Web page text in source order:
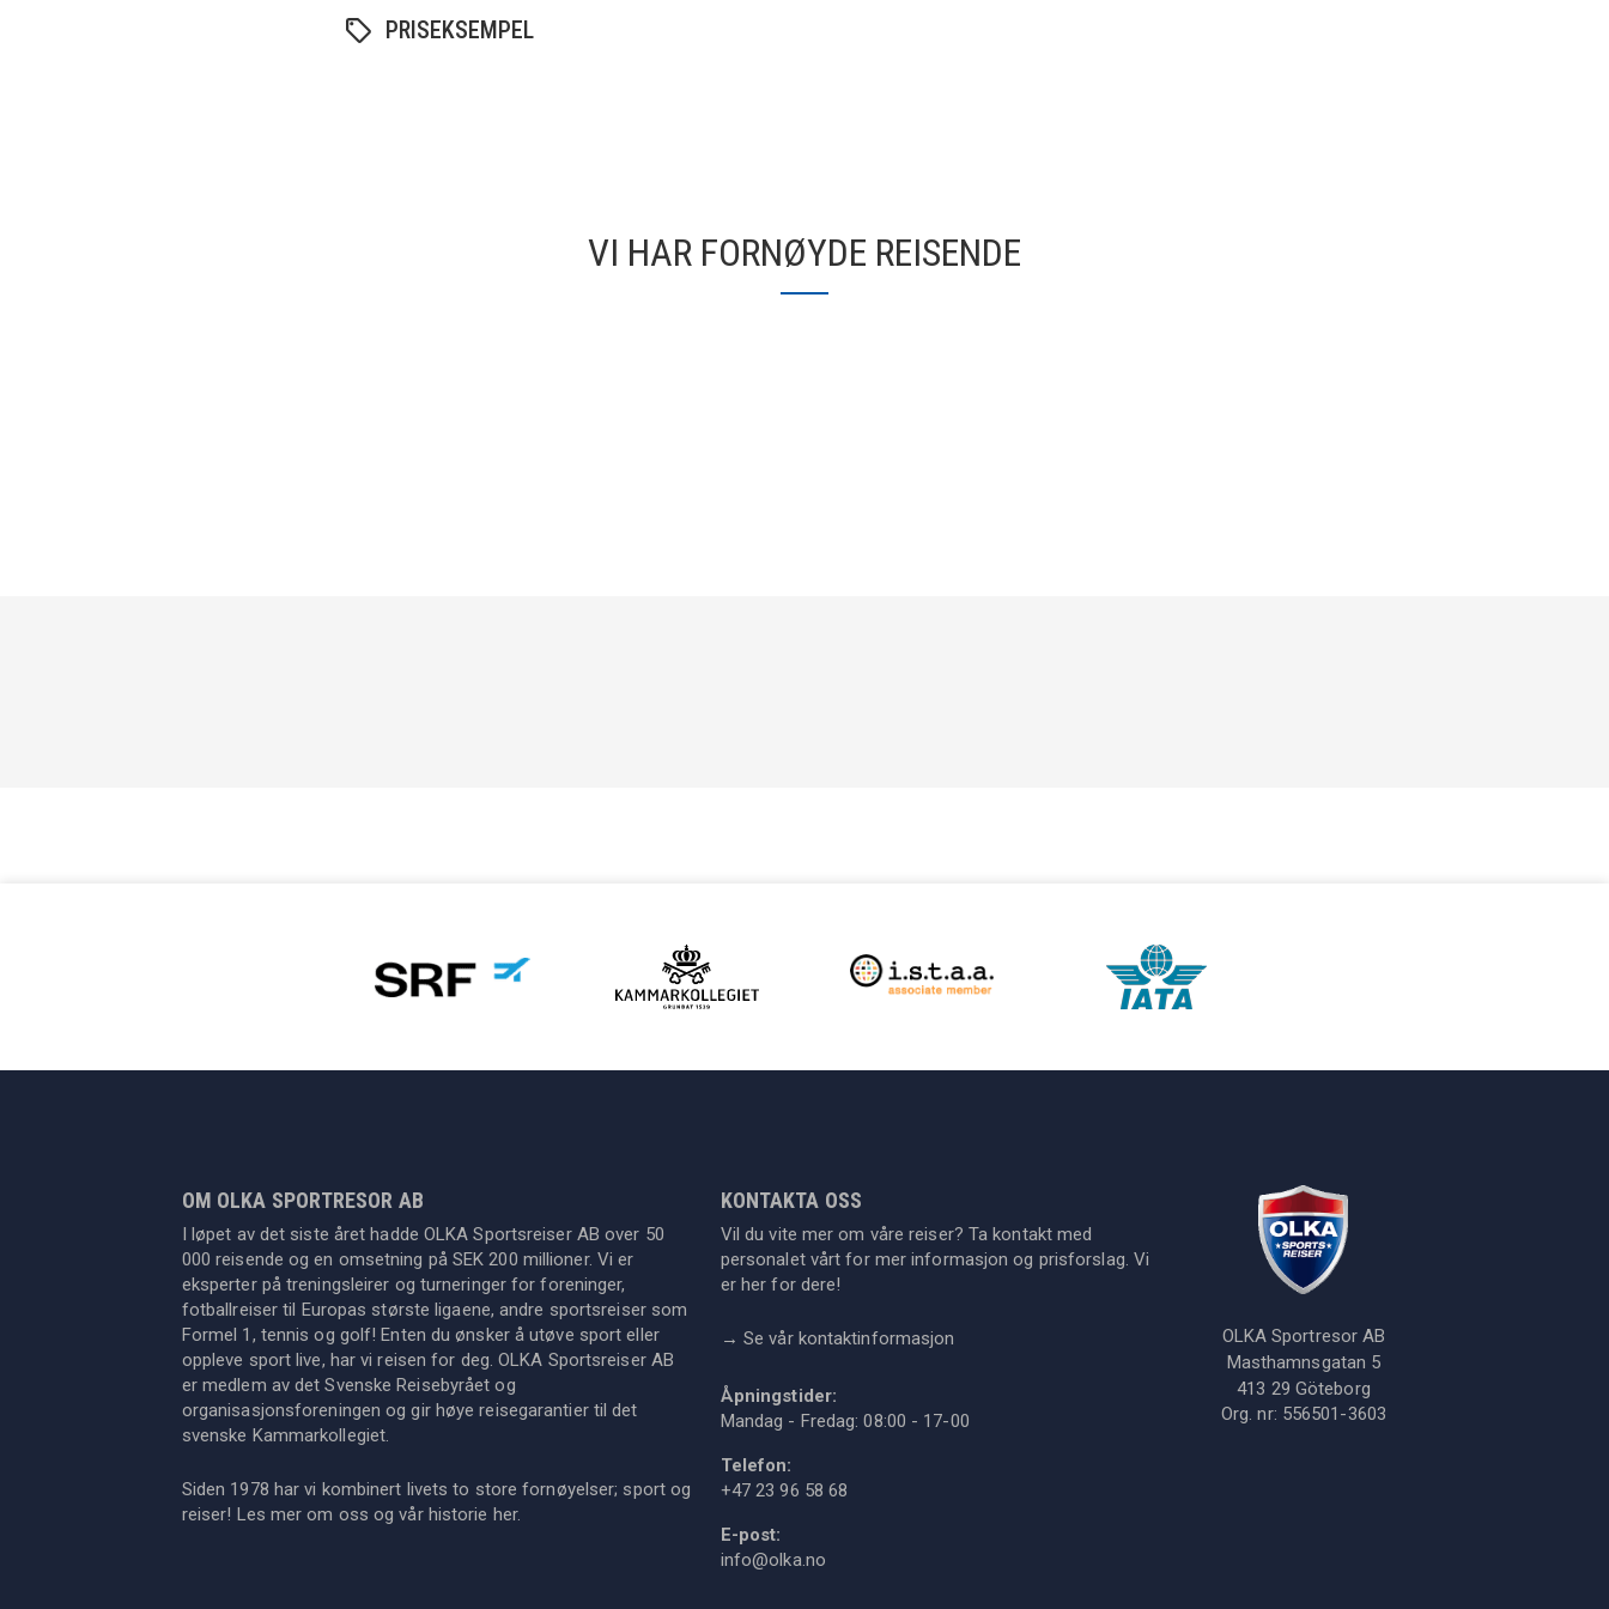
PRISEKSEMPEL
VI HAR FORNØYDE REISENDE
OM OLKA SPORTRESOR AB
I løpet av det siste året hadde OLKA Sportsreiser AB over 50
000 reisende og en omsetning på SEK 200 millioner. Vi er
eksperter på treningsleirer og turneringer for foreninger,
fotballreiser til Europas største ligaene, andre sportsreiser som
Formel 1, tennis og golf! Enten du ønsker å utøve sport eller
oppleve sport live, har vi reisen for deg. OLKA Sportsreiser AB
er medlem av det Svenske Reisebyrået og
organisasjonsforeningen og gir høye reisegarantier til det
svenske Kammarkollegiet.
Siden 1978 har vi kombinert livets to store fornøyelser; sport og
reiser! Les mer om oss og vår historie her.
KONTAKTA OSS
Vil du vite mer om våre reiser? Ta kontakt med
personalet vårt for mer informasjon og prisforslag. Vi
er her for dere!
→ Se vår kontaktinformasjon
Åpningstider:
Mandag - Fredag: 08:00 - 17-00
Telefon:
+47 23 96 58 68
E-post:
info@olka.no
OLKA Sportresor AB
Masthamnsgatan 5
413 29 Göteborg
Org. nr: 556501-3603